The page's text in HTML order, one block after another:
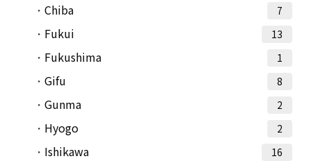
Chiba 7
Fukui 13
Fukushima 1
Gifu 8
Gunma 2
Hyogo 2
Ishikawa 16